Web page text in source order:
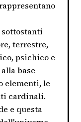
terrestre,
psichico e
base
elementi, le
cardinali.
e questa